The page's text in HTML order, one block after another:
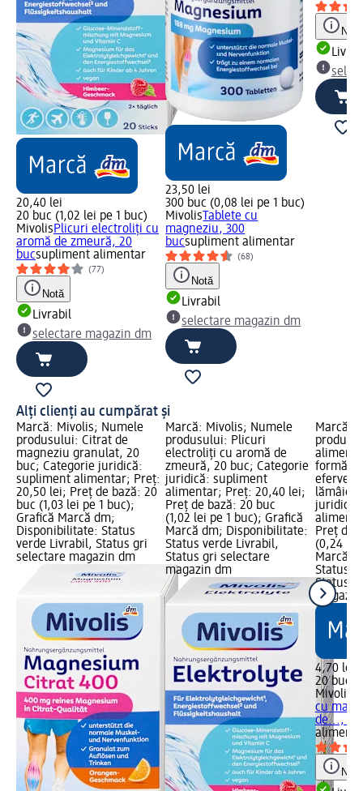
20,40 lei
20 buc (1,02 lei pe 1 buc)
MivolisPlicuri electroliți cu
aromă de zmeură, 20
bucsupliment alimentar
(77)
Notă
Livrabil
selectare magazin dm
23,50 lei
300 buc (0,08 lei pe 1 buc)
Mivolis Tablete cu
magneziu, 300
bucsupliment alimentar
(68)
Notă
Livrabil
selectare magazin dm
Notă
Alți clienți au cumpărat și
Marcă: Mivolis; Numele
produsului: Citrat de
magneziu granulat, 20
buc; Categorie juridică:
supliment alimentar; Preț:
20,50 lei; Preț de bază: 20
buc (1,03 lei pe 1 buc);
Grafică Marcă dm;
Disponibilitate: Status
verde Livrabil, Status gri
selectare magazin dm
Marcă: Mivolis; Numele
produsului: Plicuri
electroliți cu aromă de
zmeură, 20 buc; Categorie
juridică: supliment
alimentar; Preț: 20,40 lei;
Preț de bază: 20 buc
(1,02 lei pe 1 buc); Grafică
Marcă dm; Disponibilitate:
Status verde Livrabil,
Status gri selectare
magazin dm
Marcă:
formă
lămâie,
juridică:
Preț de
(0,24 lei
Marcă
Status
Status
4,70 lei
20 buc
Mivolis
cu
de..., 20
Notă